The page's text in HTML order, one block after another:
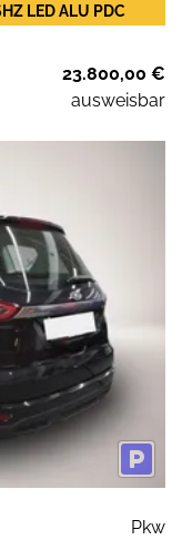
LED ALU PDC
23.800,00 €
ausweisbar
Pkw